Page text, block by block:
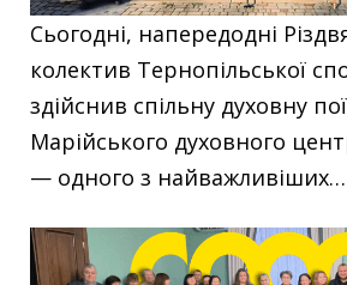
Сьогодні, напередодні
колектив Тернопільської
здійснив спільну духовну
Марійського духовного
— одного з найважливіших…